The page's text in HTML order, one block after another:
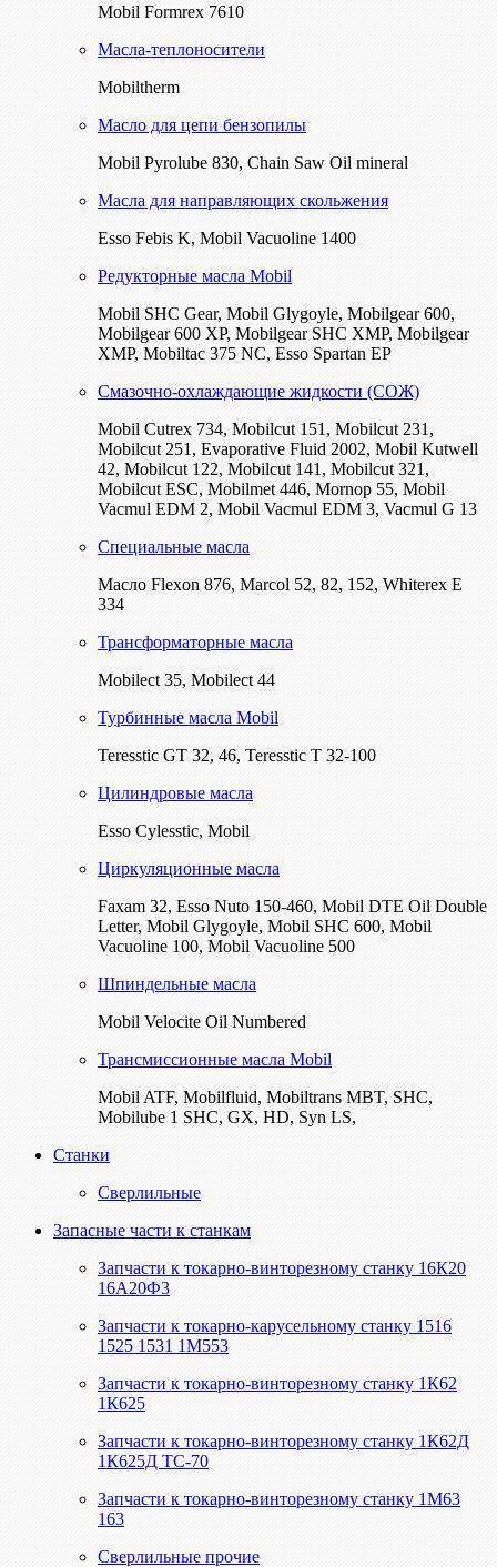
Mobil Formrex 7610
Масла-теплоносители
Mobiltherm
Масло для цепи бензопилы
Mobil Pyrolube 830, Chain Saw Oil mineral
Масла для направляющих скольжения
Esso Febis K, Mobil Vacuoline 1400
Редукторные масла Mobil
Mobil SHC Gear, Mobil Glygoyle, Mobilgear 600,
Mobilgear 600 XP, Mobilgear SHC XMP, Mobilgear
XМP, Mobiltac 375 NC, Esso Spartan EP
Смазочно-охлаждающие жидкости (СОЖ)
Mobil Cutrex 734, Mobilcut 151, Mobilcut 231,
Mobilcut 251, Evaporative Fluid 2002, Mobil Kutwell
42, Mobilcut 122, Mobilcut 141, Mobilcut 321,
Mobilcut ESC, Mobilmet 446, Mornop 55, Mobil
Vacmul EDM 2, Mobil Vacmul EDM 3, Vacmul G 13
Специальные масла
Масло Flexon 876, Marcol 52, 82, 152, Whiterex E
334
Трансформаторные масла
Mobilect 35, Mobilect 44
Турбинные масла Mobil
Teresstic GT 32, 46, Teresstic T 32-100
Цилиндровые масла
Esso Cylesstic, Mobil
Циркуляционные масла
Faxam 32, Esso Nuto 150-460, Mobil DTE Oil Double
Letter, Mobil Glygoyle, Mobil SHC 600, Mobil
Vacuoline 100, Mobil Vacuoline 500
Шпиндельные масла
Mobil Velocite Oil Numbered
Трансмиссионные масла Mobil
Mobil ATF, Mobilfluid, Mobiltrans MBT, SHC,
Mobilube 1 SHC, GX, HD, Syn LS,
Станки
Сверлильные
Запасные части к станкам
Запчасти к токарно-винторезному станку 16К20
16А20Ф3
Запчасти к токарно-карусельному станку 1516
1525 1531 1М553
Запчасти к токарно-винторезному станку 1К62
1К625
Запчасти к токарно-винторезному станку 1К62Д
1К625Д ТС-70
Запчасти к токарно-винторезному станку 1М63
163
Сверлильные прочие